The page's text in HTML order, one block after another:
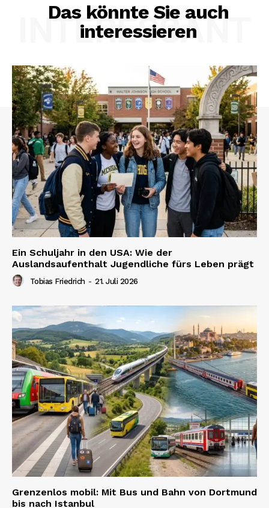
Das könnte Sie auch
interessieren
INTERESSANT
Ein Schuljahr in den USA: Wie der
Auslandsaufenthalt Jugendliche fürs Leben prägt
Tobias Friedrich - 21. Juli 2026
Grenzenlos mobil: Mit Bus und Bahn von Dortmund
bis nach Istanbul